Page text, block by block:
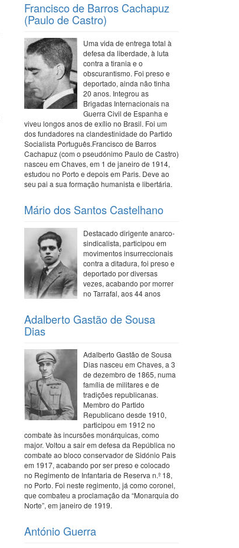
Francisco de Barros Cachapuz
(Paulo de Castro)
Uma vida de entrega total à
defesa da liberdade, à luta
contra a tirania e o
obscurantismo. Foi preso e
deportado, ainda não tinha
20 anos. Integrou as
Brigadas Internacionais na
Guerra Civil de Espanha e
viveu longos anos de exílio no Brasil. Foi um
dos fundadores na clandestinidade do Partido
Socialista Português.Francisco de Barros
Cachapuz (com o pseudónimo Paulo de Castro)
nasceu em Chaves, em 1 de janeiro de 1914,
estudou no Porto e depois em Paris. Deve ao
seu pai a sua formação humanista e libertária.
Mário dos Santos Castelhano
Destacado dirigente anarco-
sindicalista, participou em
movimentos insurreccionais
contra a ditadura, foi preso e
deportado por diversas
vezes, acabando por morrer
no Tarrafal, aos 44 anos
Adalberto Gastão de Sousa
Dias
Adalberto Gastão de Sousa
Dias nasceu em Chaves, a 3
de dezembro de 1865, numa
família de militares e de
tradições republicanas.
Membro do Partido
Republicano desde 1910,
participou em 1912 no
combate às incursões monárquicas, como
major. Voltou a sair em defesa da República no
combate ao bloco conservador de Sidónio Pais
em 1917, acabando por ser preso e colocado
no Regimento de Infantaria de Reserva n.º 18,
no Porto. Foi neste regimento, já como coronel,
que combateu a proclamação da “Monarquia do
Norte”, em janeiro de 1919.
António Guerra